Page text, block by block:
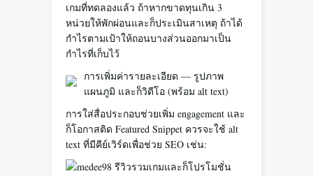
เกมที่ทดลองแล้ว ถ้าหากขาดทุนเกิน 3
หน่วยให้พักผ่อนและก็ประเมินสาเหตุ ถ้าได้
กำไรตามเป้าให้ถอนบางส่วนออกมาเป็น
กำไรที่เก็บไว้
การเพิ่มค่ารายละเอียด — รูปภาพ
แผนภูมิ และก็วิดีโอ (พร้อม alt text)
การใส่สื่อประกอบช่วยเพิ่ม engagement และ
ก็โอกาสติด Featured Snippet ควรจะใช้ alt
text ที่มีคีย์เวิร์ดเพื่อช่วย SEO เช่น: